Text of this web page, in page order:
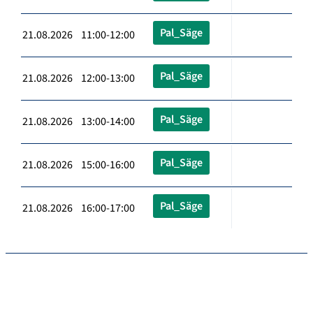
21.08.2026 11:00-12:00 Pal_Säge
21.08.2026 12:00-13:00 Pal_Säge
21.08.2026 13:00-14:00 Pal_Säge
21.08.2026 15:00-16:00 Pal_Säge
21.08.2026 16:00-17:00 Pal_Säge